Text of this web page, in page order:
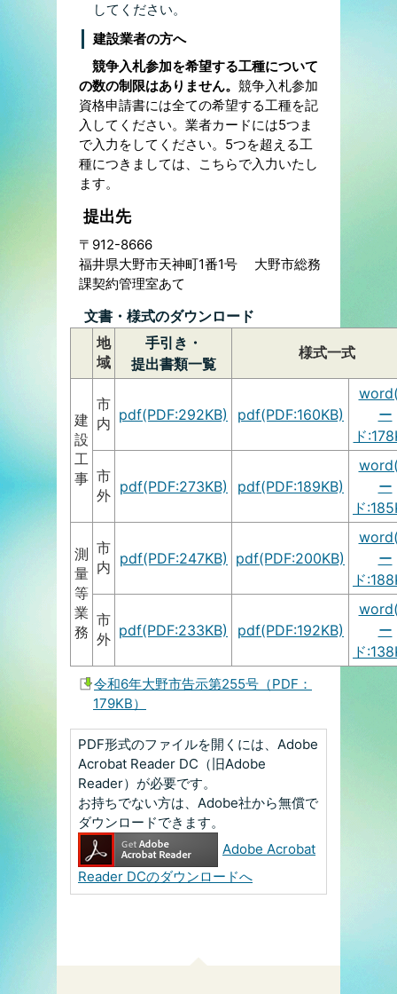
してください。
建設業者の方へ
競争入札参加を希望する工種について
の数の制限はありません。 競争入札参加
資格申請書には全ての希望する工種を記
入してください。業者カードには5つま
で入力をしてください。5つを超える工
種につきましては、こちらで入力いたし
ます。
提出先
〒912-8666
福井県大野市天神町1番1号 大野市総務
課契約管理室あて
文書・様式のダウンロード
地
域
手引き・
提出書類一覧
様式一式
建
設
工
事
市
内 pdf(PDF:292KB) pdf(PDF:160KB)
ー
ド
市
外 pdf(PDF:273KB) pdf(PDF:189KB)
ー
ド
測
量
等
業
務
市
内 pdf(PDF:247KB) pdf(PDF:200KB)
ー
ド
市
外 pdf(PDF:233KB) pdf(PDF:192KB)
ー
ド
令和6年大野市告示第255号（PDF：
179KB）
PDF形式のファイルを開くには、Adobe
Acrobat Reader DC（旧Adobe
Reader）が必要です。
お持ちでない方は、Adobe社から無償で
ダウンロードできます。
Adobe Acrobat
Reader DCのダウンロードへ